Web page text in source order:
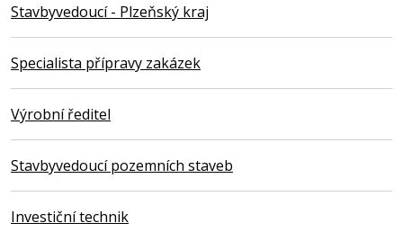
Stavbyvedoucí - Plzeňský kraj
Specialista přípravy zakázek
Výrobní ředitel
Stavbyvedoucí pozemních staveb
Investiční technik